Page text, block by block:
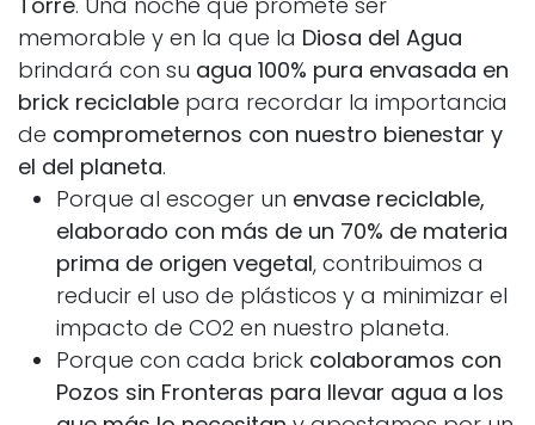
memorable y en la que la Diosa del Agua
brindará con su agua 100% pura envasada en
brick reciclable para recordar la importancia
de comprometernos con nuestro bienestar y
el del planeta.
Porque al escoger un envase reciclable,
elaborado con más de un 70% de materia
prima de origen vegetal, contribuimos a
reducir el uso de plásticos y a minimizar el
impacto de CO2 en nuestro planeta.
Porque con cada brick colaboramos con
Pozos sin Fronteras para llevar agua a los